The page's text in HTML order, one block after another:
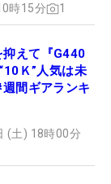
時15分 1
抑えて『G440
Ｋ”人気は未
間ギアランキ
(土) 18時00分